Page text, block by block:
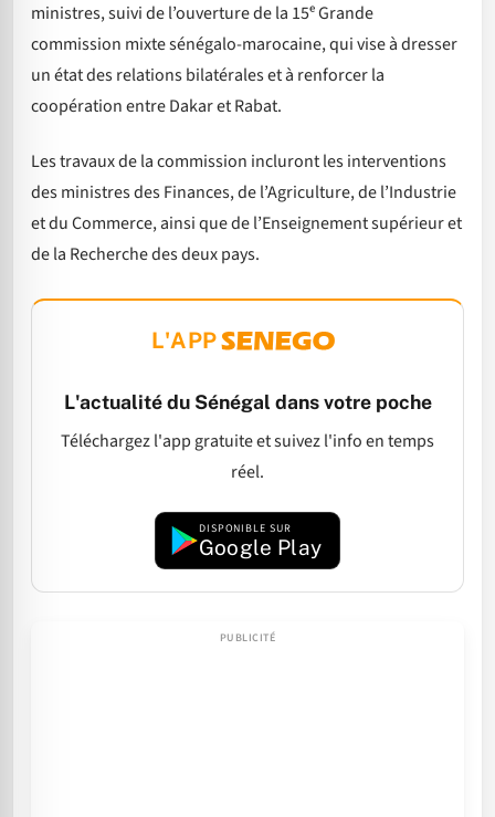
ministres, suivi de l’ouverture de la 15ᵉ Grande
commission mixte sénégalo-marocaine, qui vise à dresser
un état des relations bilatérales et à renforcer la
coopération entre Dakar et Rabat.
Les travaux de la commission incluront les interventions
des ministres des Finances, de l’Agriculture, de l’Industrie
et du Commerce, ainsi que de l’Enseignement supérieur et
de la Recherche des deux pays.
L'APP
L'actualité du Sénégal dans votre poche
Téléchargez l'app gratuite et suivez l'info en temps
réel.
DISPONIBLE SUR
Google Play